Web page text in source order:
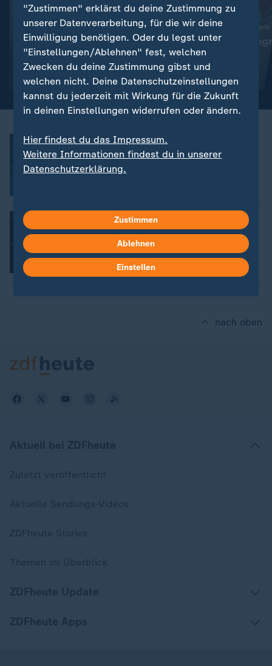
Abwehr ballistischer Raketen:
"Das ist die Champions-
League der Technologie"
Ukraine trifft neue Ziele
"Deutlicher
Alltag"
"Darknet spielt große Rolle"
"Die Szene hat eine lange Tradition"
12:14
nach oben
"Zustimmen" erklärst du deine Zustimmung zu
unserer Datenverarbeitung, für die wir deine
Einwilligung benötigen. Oder du legst unter
"Einstellungen/Ablehnen" fest, welchen
Zwecken du deine Zustimmung gibst und
welchen nicht. Deine Datenschutzeinstellungen
kannst du jederzeit mit Wirkung für die Zukunft
in deinen Einstellungen widerrufen oder ändern.
Hier findest du das Impressum.
Weitere Informationen findest du in unserer
Datenschutzerklärung.
Zustimmen
Ablehnen
Einstellen